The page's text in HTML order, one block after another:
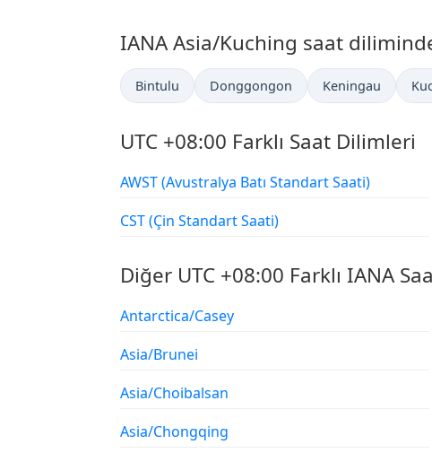
IANA Asia/Kuching saat
Bintulu Donggongon Keningau
UTC +08:00 Farklı Saat Dilimleri
AWST (Avustralya Batı Standart Saati)
CST (Çin Standart Saati)
Diğer UTC +08:00 Farklı IANA
Antarctica/Casey
Asia/Brunei
Asia/Choibalsan
Asia/Chongqing